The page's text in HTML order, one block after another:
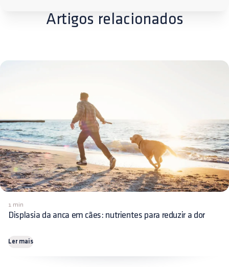
Artigos relacionados
1 min
Displasia da anca em cães: nutrientes para reduzir a dor
Ler mais